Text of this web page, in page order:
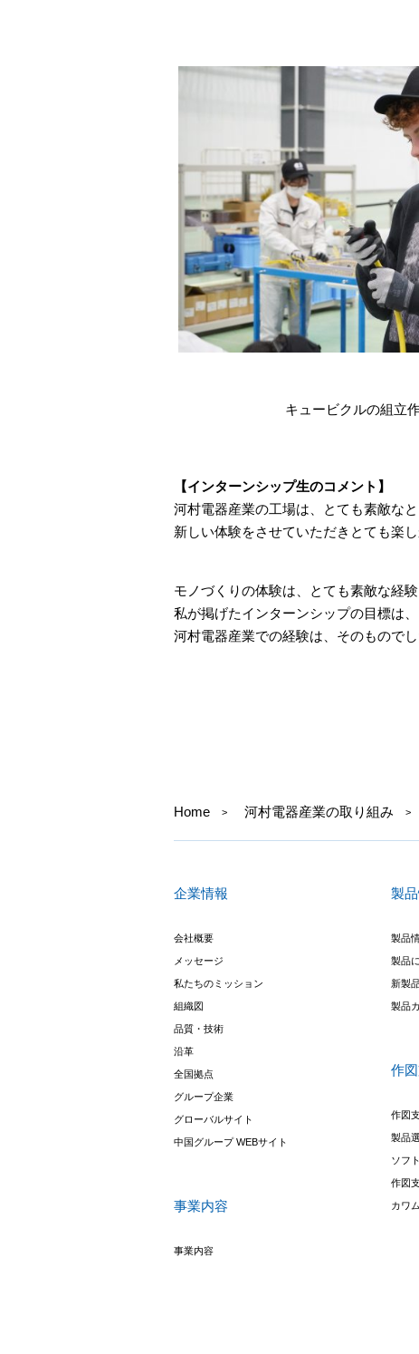
キュービクルの組立
【インターンシップ生のコメント】
河村電器産業の工場は、とても素敵なと
新しい体験をさせていただきとても楽
モノづくりの体験は、とても素敵な経験
私が掲げたインターンシップの目標は
河村電器産業での経験は、そのもので
Home 河村電器産業の取り組み
企業情報
会社概要
メッセージ
私たちのミッション
組織図
品質・技術
沿革
全国拠点
グループ企業
グローバルサイト
中国グループ WEBサイト
事業内容
事業内容
製
製品
製品
新製
製品
作
作図
製品
ソフ
作図
カワ